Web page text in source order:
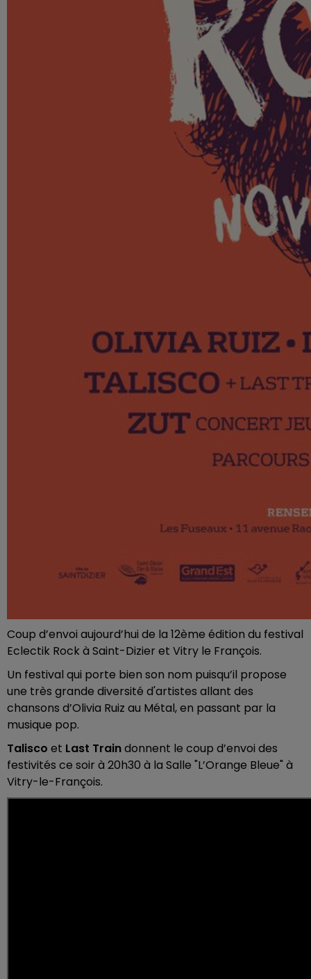
Coup d’envoi aujourd’hui de la 12ème édition du festival
Eclectik Rock à Saint-Dizier et Vitry le François.
Un festival qui porte bien son nom puisqu’il propose
une très grande diversité d'artistes allant des
chansons d’Olivia Ruiz au Métal, en passant par la
musique pop.
Talisco et Last Traindonnent le coup d’envoi des
festivités ce soir à 20h30 à la Salle "L’Orange Bleue" à
Vitry-le-François.